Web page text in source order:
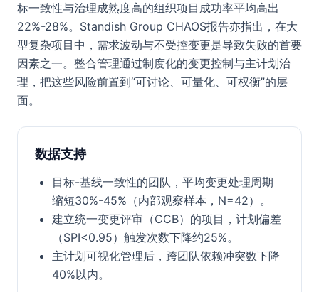
标一致性与治理成熟度高的组织项目成功率平均高出
22%-28%。Standish Group CHAOS报告亦指出，在大
型复杂项目中，需求波动与不受控变更是导致失败的首要
因素之一。整合管理通过制度化的变更控制与主计划治
理，把这些风险前置到“可讨论、可量化、可权衡”的层
面。
数据支持
目标-基线一致性的团队，平均变更处理周期
缩短30%-45%（内部观察样本，N=42）。
建立统一变更评审（CCB）的项目，计划偏差
（SPI<0.95）触发次数下降约25%。
主计划可视化管理后，跨团队依赖冲突数下降
40%以内。